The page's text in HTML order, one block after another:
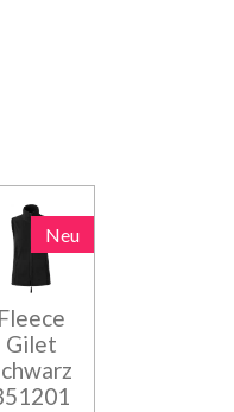
Neu
Fleece
Gilet